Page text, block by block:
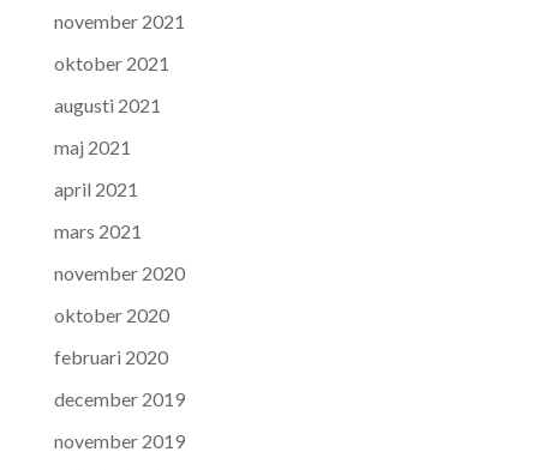
november 2021
oktober 2021
augusti 2021
maj 2021
april 2021
mars 2021
november 2020
oktober 2020
februari 2020
december 2019
november 2019